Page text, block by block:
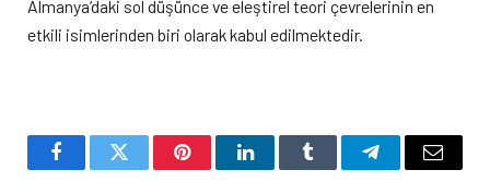
Almanya’daki sol düşünce ve eleştirel teori çevrelerinin en
etkili isimlerinden biri olarak kabul edilmektedir.
FacebookTwitter PinterestLinkedInTumblr TelegramEmail